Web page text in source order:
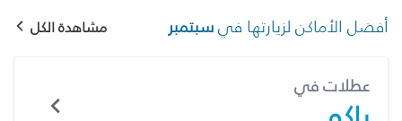
أفضل الأماكن لزيارتها فيسبتمبر مشاهدة الكل
عطلات في